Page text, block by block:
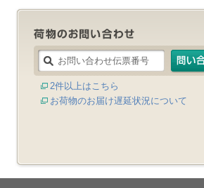
2件以上はこちら
お荷物のお届け遅延状況について